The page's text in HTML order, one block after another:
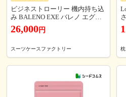
ビジネストローリー 機内持ち込
み BALENO EXE バレノ エグゼ
スーツケース キャスターストッ
パー付き フロントオープン ビジ
ス [送料無料]
26,000円
スーツケースファクトリー